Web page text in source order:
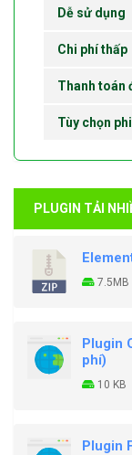
Dễ sử dụng
Chi phí thấp
Thanh toán
Tùy chọn
PLUGIN TẢI
7.5MB
Plugin
phí)
10 KB
Plugin